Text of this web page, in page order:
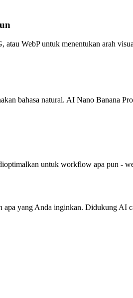
WebP untuk menentukan arah
bahasa natural. AI Nano Banana
untuk workflow apa pun -
yang Anda inginkan. Didukung AI